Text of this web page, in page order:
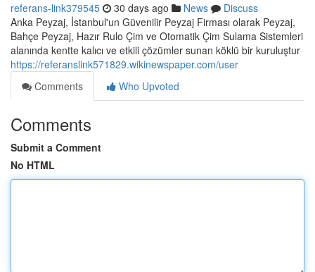
referans-link379545 30 days ago News
Discuss
Anka Peyzaj, İstanbul'un Güvenilir Peyzaj Firması olarak Peyzaj,
Bahçe Peyzaj, Hazır Rulo Çim ve Otomatik Çim Sulama Sistemleri
alanında kentte kalıcı ve etkili çözümler sunan köklü bir kuruluştur
https://referanslink571829.wikinewspaper.com/user
Comments
Who Upvoted
Comments
Submit a Comment
No HTML